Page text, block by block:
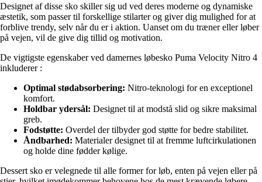
Designet af disse sko skiller sig ud ved deres moderne og dynamiske
æstetik, som passer til forskellige stilarter og giver dig mulighed for at
forblive trendy, selv når du er i aktion. Uanset om du træner eller løber
på vejen, vil de give dig tillid og motivation.
De vigtigste egenskaber ved damernes løbesko Puma Velocity Nitro 4
inkluderer :
Optimal stødabsorbering: Nitro-teknologi for en exceptionel
komfort.
Holdbar ydersål: Designet til at modstå slid og sikre maksimal
greb.
Fodstøtte: Overdel der tilbyder god støtte for bedre stabilitet.
Åndbarhed: Materialer designet til at fremme luftcirkulationen
og holde dine fødder kølige.
Dessert sko er velegnede til alle former for løb, enten på vejen eller på